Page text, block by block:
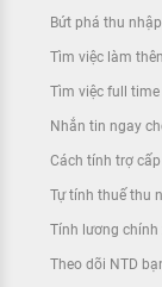
Bứt phá thu
Tìm việc làm
Tìm việc full
Nhắn tin ngay
Cách tính trợ
Tự tính thuế thu
Tính lương chính
Theo dõi NTD